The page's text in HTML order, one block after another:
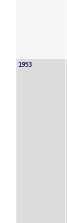
1953